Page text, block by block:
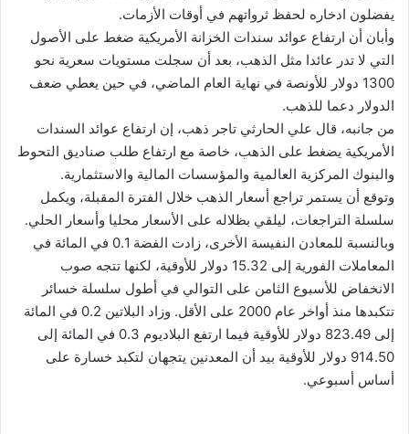
يفضلون ادخاره لحفظ ثرواتهم في أوقات الأزمات.
وأبان أن ارتفاع عوائد سندات الخزانة الأمريكية ضغط على الأصول
التي لا تدر عائدا مثل الذهب، بعد أن سجلت مستويات سعرية نحو
1300 دولار للأونصة في نهاية العام الماضي، في حين يعطي ضعف
الدولار دعما للذهب.
من جانبه، قال علي الحارثي تاجر ذهب، إن ارتفاع عوائد السندات
الأمريكية يضغط على الذهب، خاصة مع ارتفاع طلب صناديق التحوط
والبنوك المركزية العالمية والمؤسسات المالية والاستثمارية.
وتوقع أن يستمر تراجع أسعار الذهب خلال الفترة المقبلة، ويكمل
سلسلة التراجعات، ليلقي بظلاله على الأسعار محليا وأسعار الحلي.
وبالنسبة للمعادن النفيسة الأخرى، زادت الفضة 0.1 في المائة في
المعاملات الفورية إلى 15.32 دولار للأوقية، لكنها تتجه صوب
الانخفاض للأسبوع الثامن على التوالي في أطول سلسلة خسائر
تتكبدها منذ أواخر عام 2000 على الأقل. وزاد البلاتين 0.2 في المائة
إلى 823.49 دولار للأوقية فيما ارتفع البلاديوم 0.3 في المائة إلى
914.50 دولار للأوقية‭‭ ‬‬بيد أن المعدنين يتجهان لتكبد خسارة على
أساس أسبوعي.